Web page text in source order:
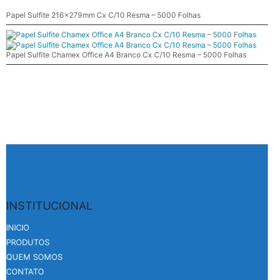
Papel Sulfite 216x279mm Cx C/10 Resma – 5000 Folhas
Papel Sulfite Chamex Office A4 Branco Cx C/10 Resma – 5000 Folhas
INSTITUCIONAL
INICIO
PRODUTOS
QUEM SOMOS
CONTATO